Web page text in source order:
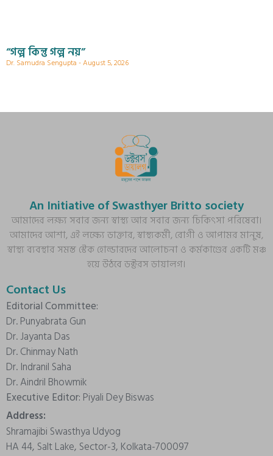
“গল্প কিন্তু গল্প নয়”
Dr. Samudra Sengupta August 5, 2026
An Initiative of Swasthyer Britto society
আমাদের লক্ষ্য সবার জন্য স্বাস্থ্য আর সবার জন্য চিকিৎসা পরিষেবা।
আমাদের আশা, এই লক্ষ্যে ডাক্তার, স্বাস্থ্যকর্মী, রোগী ও আপামর মানুষ,
স্বাস্থ্য ব্যবস্থার সমস্ত স্টেক হোল্ডারদের আলোচনা ও কর্মকাণ্ডের একটি মঞ্চ
হয়ে উঠবে ডক্টরস ডায়ালগ।
Contact Us
Editorial Committee:
Dr. Punyabrata Gun
Dr. Jayanta Das
Dr. Chinmay Nath
Dr. Indranil Saha
Dr. Aindril Bhowmik
Executive Editor: Piyali Dey Biswas
Address:
Shramajibi Swasthya Udyog
HA 44, Salt Lake, Sector-3, Kolkata-700097